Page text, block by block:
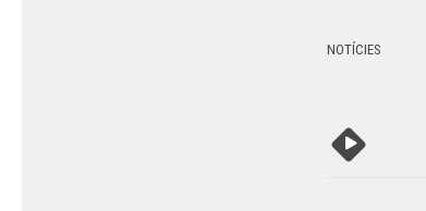
NOTÍCIES